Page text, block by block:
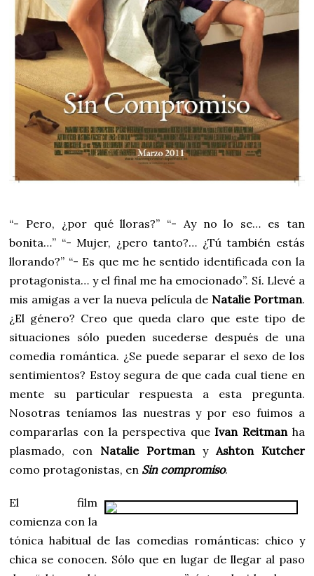
“- Pero, ¿por qué lloras?” “- Ay no lo se… es tan
bonita…” “- Mujer, ¿pero tanto?… ¿Tú también estás
llorando?” “- Es que me he sentido identificada con la
protagonista… y el final me ha emocionado”. Sí. Llevé a
mis amigas a ver la nueva película de Natalie Portman.
¿El género? Creo que queda claro que este tipo de
situaciones sólo pueden sucederse después de una
comedia romántica. ¿Se puede separar el sexo de los
sentimientos? Estoy segura de que cada cual tiene en
mente su particular respuesta a esta pregunta.
Nosotras teníamos las nuestras y por eso fuimos a
compararlas con la perspectiva queIvan Reitmanha
plasmado, con Natalie PortmanyAshton Kutcher
como protagonistas, en Sin compromiso.
El film
comienza con la
tónica habitual de las comedias románticas: chico y
chica se conocen. Sólo que en lugar de llegar al paso